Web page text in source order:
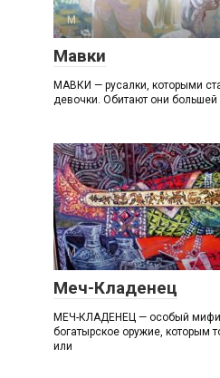
М
Мавки
МАВКИ — русалки, которыми
девочки. Обитают они
М
Меч-Кладенец
МЕЧ-КЛАДЕНЕЦ — особый
богатырское оружие, которым
или